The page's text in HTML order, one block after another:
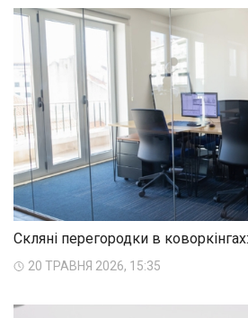
Скляні перегородки в
20 ТРАВНЯ 2026, 15:35